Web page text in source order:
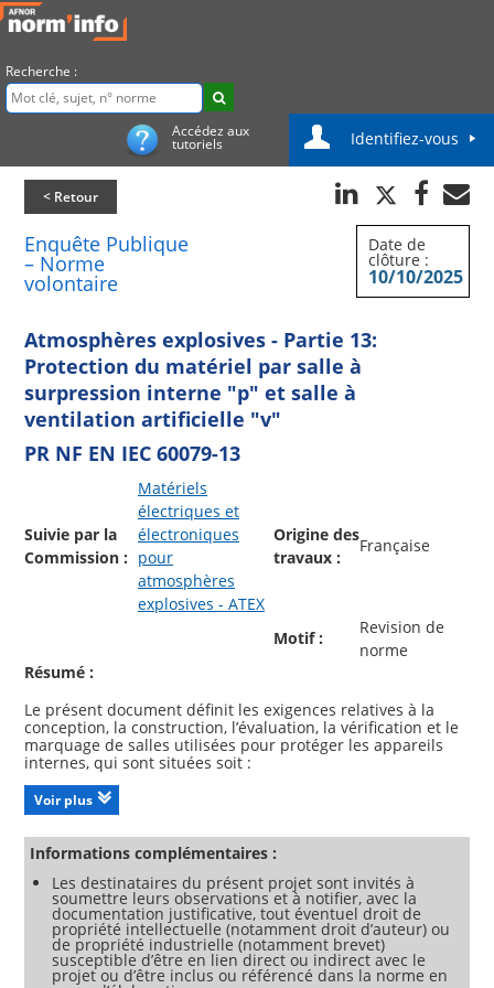
Recherche :
Accédez aux
tutoriels Identifiez-vous
< Retour
Enquête Publique
– Norme
volontaire
Date de
clôture :
10/10/2025
Atmosphères explosives - Partie 13:
Protection du matériel par salle à
surpression interne "p" et salle à
ventilation artificielle "v"
PR NF EN IEC 60079-13
Suivie par la
Commission :
Matériels
électriques et
électroniques
pour
atmosphères
explosives - ATEX
Origine des
travaux :
Française
Motif :
Revision de
norme
Résumé :
Le présent document définit les exigences relatives à la
conception, la construction, l’évaluation, la vérification et le
marquage de salles utilisées pour protéger les appareils
internes, qui sont situées soit :
22 (un emplacement exigeant généralement un niveau de
protection de l’appareil (EPL, Equipment Protection Level)
Gb, Gc, Db ou Dc) n’incluant pas de source interne de
dégagement de gaz ou de vapeur et protégées par
surpression interne ; soit
b) dans une Zone 1, une Zone 2, une Zone 21 ou une Zone
22 (un emplacement exigeant généralement l’EPL Gb, Gc, Db
ou Dc) incluant une source interne de dégagement de gaz
ou de vapeur et protégées à la fois par surpression interne
et par ventilation artificielle ; soit
c) dans une Zone 2 (un emplacement exigeant
Voir plus
Informations complémentaires :
Les destinataires du présent projet sont invités à
soumettre leurs observations et à notifier, avec la
documentation justificative, tout éventuel droit de
propriété intellectuelle (notamment droit d’auteur) ou
de propriété industrielle (notamment brevet)
susceptible d’être en lien direct ou indirect avec le
projet ou d’être inclus ou référencé dans la norme en